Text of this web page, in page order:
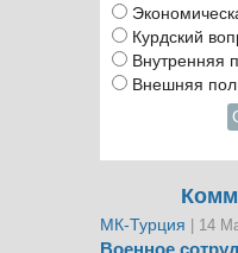
Курдский
Внутренняя
Внешняя
МК-Турция | 14